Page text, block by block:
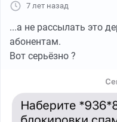
Проходит несколько
удар. Ну и по
мать...», ставлю
Важная ремарка: я
7 лет назад
...а не рассылать это
абонентам.
Вот серьёзно ?